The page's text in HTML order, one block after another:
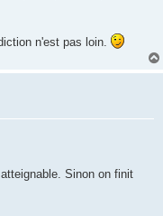
n'est pas loin.
Sinon on finit